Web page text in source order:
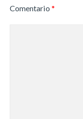
Comentario *